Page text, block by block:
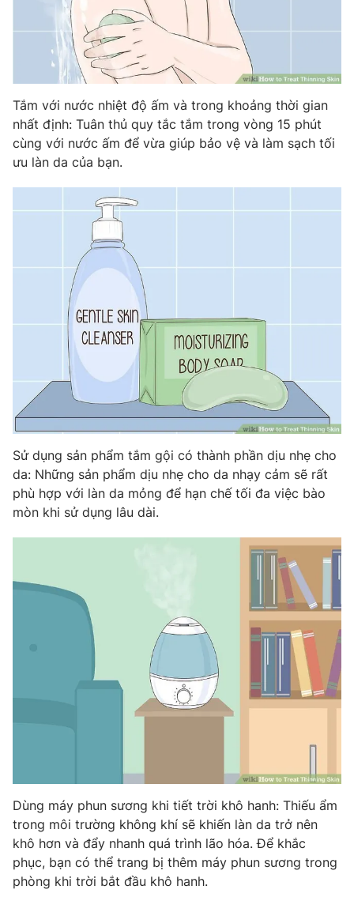
Tắm với nước nhiệt độ ấm và trong khoảng thời gian
nhất định: Tuân thủ quy tắc tắm trong vòng 15 phút
cùng với nước ấm để vừa giúp bảo vệ và làm sạch tối
ưu làn da của bạn.
Sử dụng sản phẩm tắm gội có thành phần dịu nhẹ cho
da: Những sản phẩm dịu nhẹ cho da nhạy cảm sẽ rất
phù hợp với làn da mỏng để hạn chế tối đa việc bào
mòn khi sử dụng lâu dài.
Dùng máy phun sương khi tiết trời khô hanh: Thiếu ẩm
trong môi trường không khí sẽ khiến làn da trở nên
khô hơn và đẩy nhanh quá trình lão hóa. Để khắc
phục, bạn có thể trang bị thêm máy phun sương trong
phòng khi trời bắt đầu khô hanh.